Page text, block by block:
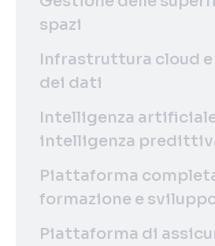
spazi
Infrastruttura cloud
dei dati
Intelligenza
intelligenza
Piattaforma
formazione e
Piattaforma di